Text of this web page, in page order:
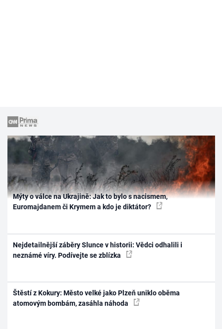
Mýty o válce na Ukrajině: Jak to bylo s nacismem,
Euromajdanem či Krymem a kdo je diktátor?
Nejdetailnější záběry Slunce v historii: Vědci odhalili i
neznámé víry. Podívejte se zblízka
Štěstí z Kokury: Město velké jako Plzeň uniklo oběma
atomovým bombám, zasáhla náhoda